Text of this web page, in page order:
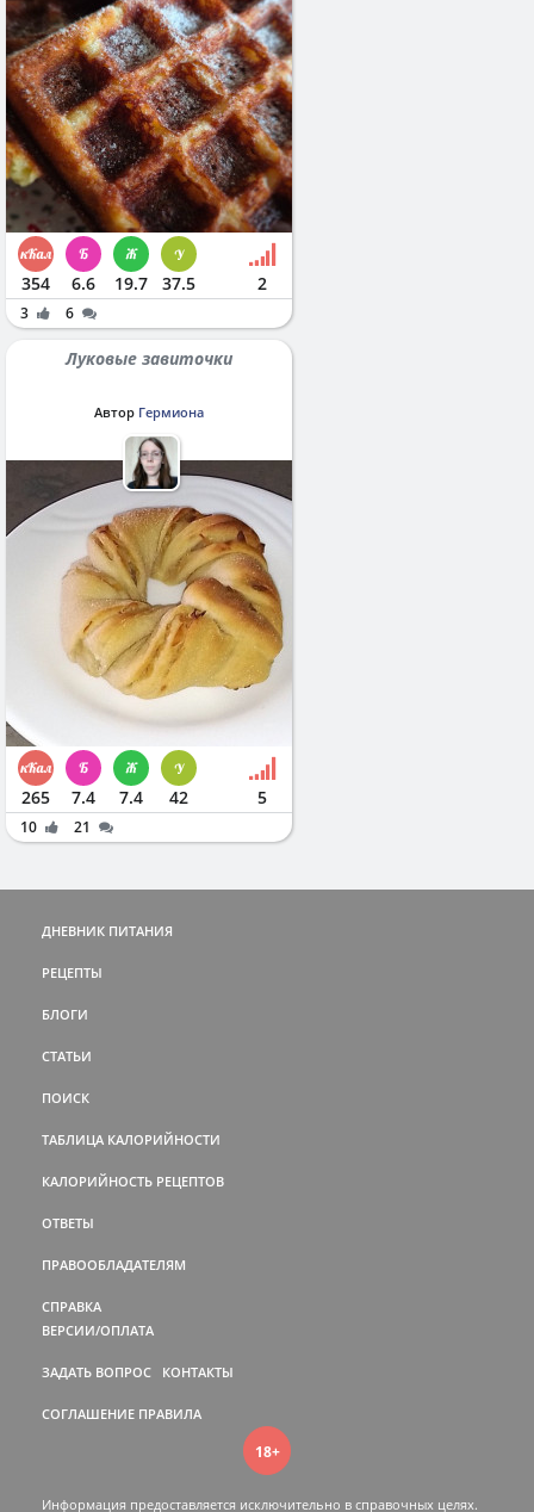
354 6.6 19.7 37.5 2
3 6
Луковые завиточки
Автор Гермиона
265 7.4 7.4 42 5
10 21
ДНЕВНИК ПИТАНИЯ
РЕЦЕПТЫ
БЛОГИ
СТАТЬИ
ПОИСК
ТАБЛИЦА КАЛОРИЙНОСТИ
КАЛОРИЙНОСТЬ РЕЦЕПТОВ
ОТВЕТЫ
ПРАВООБЛАДАТЕЛЯМ
СПРАВКА
ВЕРСИИ/ОПЛАТА
ЗАДАТЬ ВОПРОС КОНТАКТЫ
СОГЛАШЕНИЕ ПРАВИЛА
18+
Информация предоставляется исключительно в справочных целях.